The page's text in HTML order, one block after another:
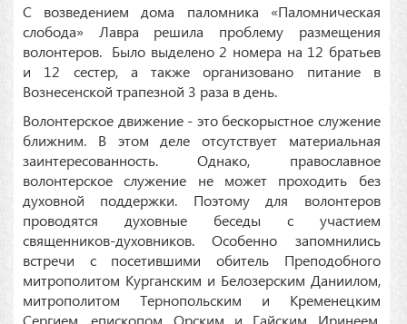
С возведением дома паломника «Паломническая
слобода» Лавра решила проблему размещения
волонтеров. Было выделено 2 номера на 12 братьев
и 12 сестер, а также организовано питание в
Вознесенской трапезной 3 раза в день.
Волонтерское движение - это бескорыстное служение
ближним. В этом деле отсутствует материальная
заинтересованность. Однако, православное
волонтерское служение не может проходить без
духовной поддержки. Поэтому для волонтеров
проводятся духовные беседы с участием
священников-духовников. Особенно запомнились
встречи с посетившими обитель Преподобного
митрополитом Курганским и Белозерским Даниилом,
митрополитом Тернопольским и Кременецким
Сергием, епископом Орским и Гайским Иринеем.